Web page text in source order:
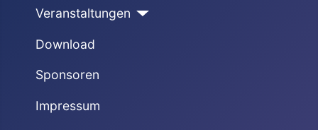
Veranstaltungen
Download
Sponsoren
Impressum